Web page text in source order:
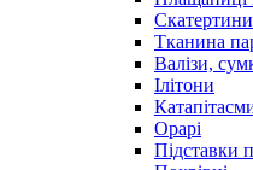
Тканина
Валізи,
Ілітони
Орарі
Підставки